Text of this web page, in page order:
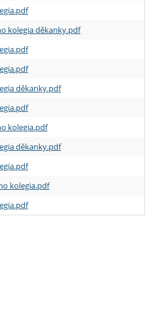
kolegia děkanky.pdf
děkanky.pdf
kolegia.pdf
děkanky.pdf
kolegia.pdf